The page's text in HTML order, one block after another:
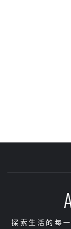
探索生活的每